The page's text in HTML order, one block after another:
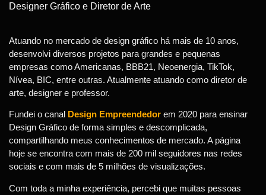
Designer Gráfico e Diretor de Arte
Atuando no mercado de design gráfico há mais de 10 anos,
desenvolvi diversos projetos para grandes e pequenas
empresas como Americanas, BBB21, Neoenergia, TikTok,
Nívea, BIC, entre outras. Atualmente atuando como diretor de
arte, designer e professor.
Fundei o canal Design Empreendedor em 2020 para ensinar
Design Gráfico de forma simples e descomplicada,
compartilhando meus conhecimentos de mercado. A página
hoje se encontra com mais de 200 mil seguidores nas redes
sociais e com mais de 5 milhões de visualizações.
Com toda a minha experiência, percebi que muitas pessoas